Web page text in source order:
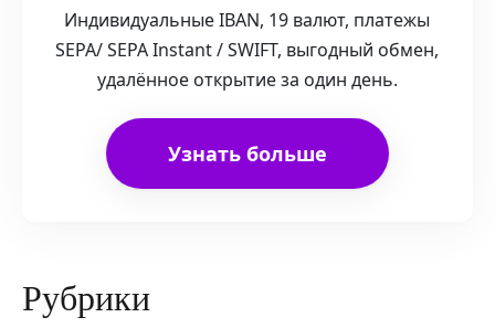
Индивидуальные IBAN, 19 валют, платежы
SEPA/ SEPA Instant / SWIFT, выгодный обмен,
удалённое открытие за один день.
Узнать больше
Рубрики